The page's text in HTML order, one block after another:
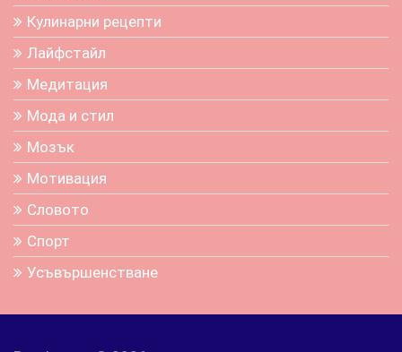
Кулинарни рецепти
Лайфстайл
Медитация
Мода и стил
Мозък
Мотивация
Словото
Спорт
Усъвършенстване